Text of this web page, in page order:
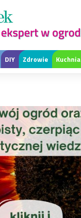
DIY Zdrowie Kuchnia